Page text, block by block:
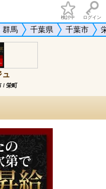
検討中 ログイン
群馬 千葉県 千葉市
ュ
/ 栄町